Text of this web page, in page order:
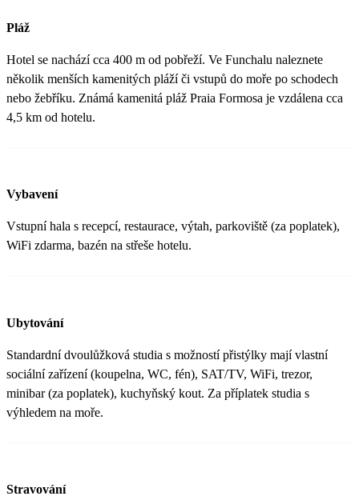
Pláž
Hotel se nachází cca 400 m od pobřeží. Ve Funchalu naleznete
několik menších kamenitých pláží či vstupů do moře po schodech
nebo žebříku. Známá kamenitá pláž Praia Formosa je vzdálena cca
4,5 km od hotelu.
Vybavení
Vstupní hala s recepcí, restaurace, výtah, parkoviště (za poplatek),
WiFi zdarma, bazén na střeše hotelu.
Ubytování
Standardní dvoulůžková studia s možností přistýlky mají vlastní
sociální zařízení (koupelna, WC, fén), SAT/TV, WiFi, trezor,
minibar (za poplatek), kuchyňský kout. Za příplatek studia s
výhledem na moře.
Stravování